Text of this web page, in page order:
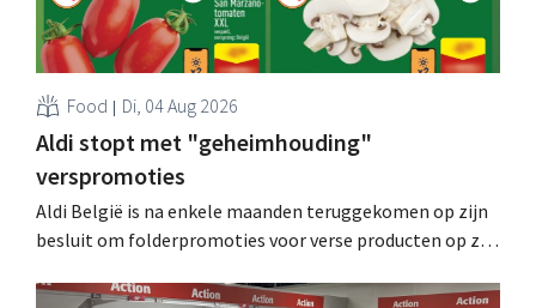
Food Di, 04 Aug 2026
Aldi stopt met "geheimhouding"
verspromoties
Aldi België is na enkele maanden teruggekomen op zijn
besluit om folderpromoties voor verse producten op zijn
werking treden: "Onze klanten willen goed